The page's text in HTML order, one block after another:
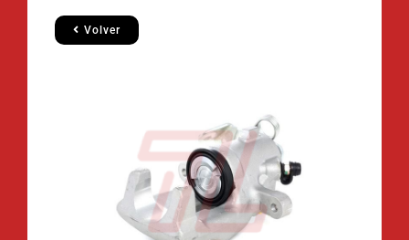
Volver